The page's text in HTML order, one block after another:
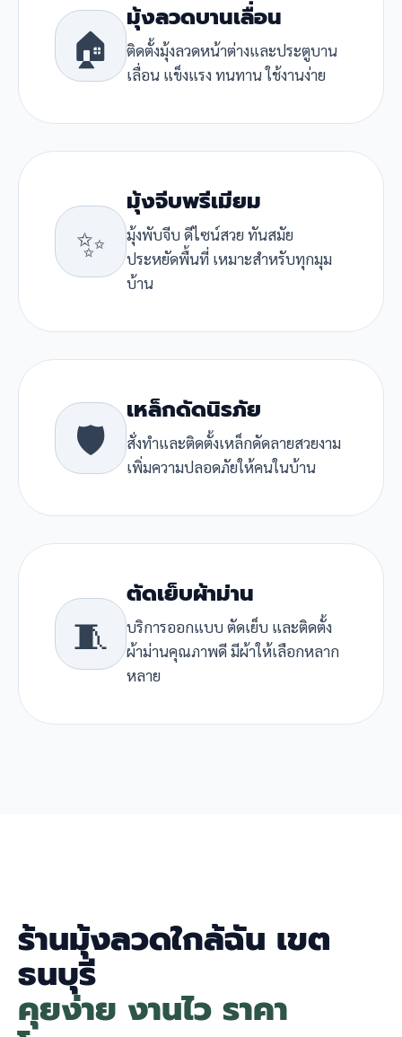
🏠
มุ้งลวดบานเลื่อน
ติดตั้งมุ้งลวดหน้าต่างและประตูบาน
เลื่อน แข็งแรง ทนทาน ใช้งานง่าย
✨
มุ้งจีบพรีเมียม
มุ้งพับจีบ ดีไซน์สวย ทันสมัย
ประหยัดพื้นที่ เหมาะสำหรับทุกมุม
บ้าน
🛡️
เหล็กดัดนิรภัย
สั่งทำและติดตั้งเหล็กดัดลายสวยงาม
เพิ่มความปลอดภัยให้คนในบ้าน
🧵
ตัดเย็บผ้าม่าน
บริการออกแบบ ตัดเย็บ และติดตั้ง
ผ้าม่านคุณภาพดี มีผ้าให้เลือกหลาก
หลาย
ร้านมุ้งลวดใกล้ฉัน เขต
ธนบุรี
คุยง่าย งานไว ราคา